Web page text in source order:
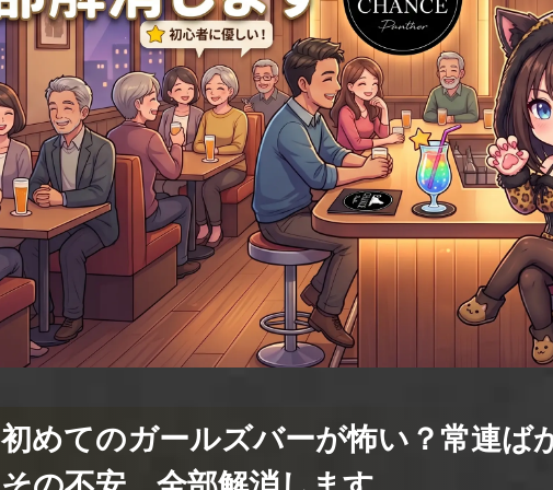
初めてのガールズバーが怖い？常連ば